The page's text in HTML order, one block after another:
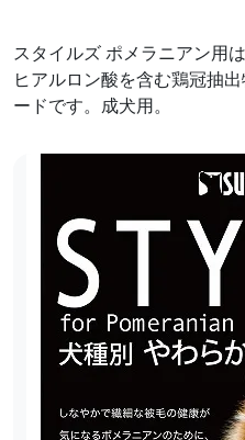
スタイルズ ポメラニアン用
ヒアルロン酸を含む鶏冠抽
ードです。成犬用。